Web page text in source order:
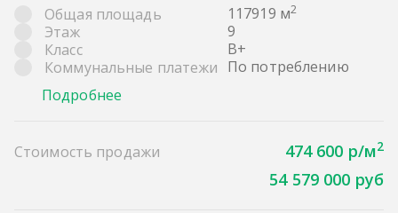
Общая площадь 117919 м2
Этаж
9
Класс
B+
Коммунальные платежи По потреблению
Подробнее
Стоимость продажи 474 600 р/м2
54 579 000 руб